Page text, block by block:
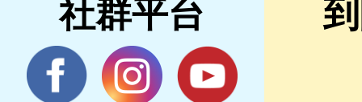
社群平台